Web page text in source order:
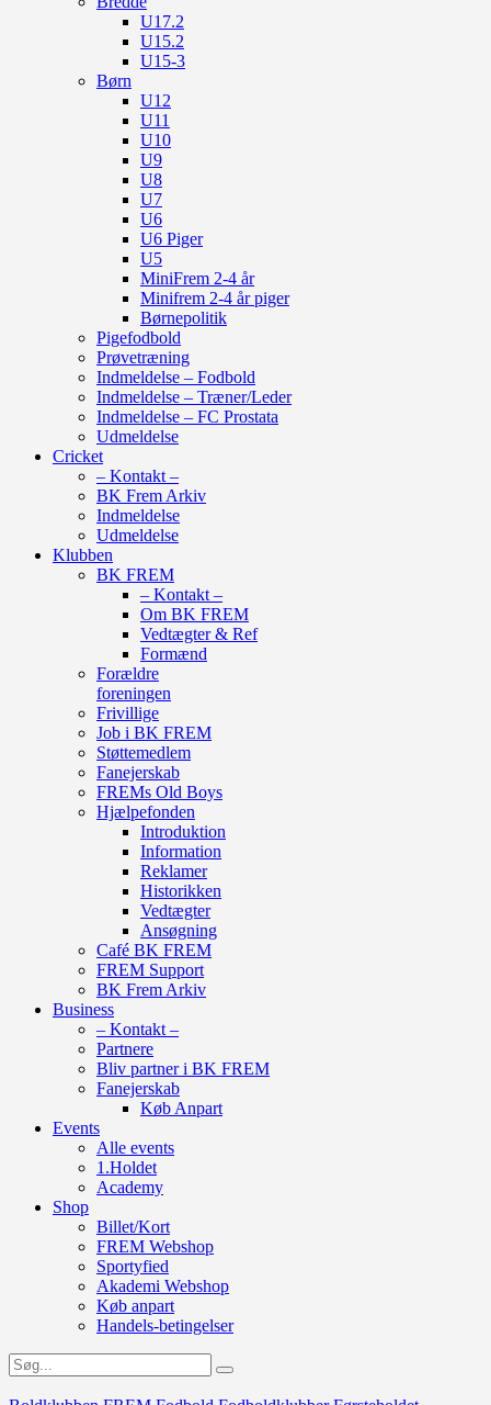
U17.2
U15.2
U15-3
Børn
U12
U11
U10
U9
U8
U7
U6
U6 Piger
U5
MiniFrem 2-4 år
Minifrem 2-4 år piger
Børnepolitik
Pigefodbold
Prøvetræning
Indmeldelse – Fodbold
Indmeldelse – Træner/Leder
Indmeldelse – FC Prostata
Udmeldelse
Cricket
– Kontakt –
BK Frem Arkiv
Indmeldelse
Udmeldelse
Klubben
BK FREM
– Kontakt –
Om BK FREM
Vedtægter & Ref
Formænd
Forældre
foreningen
Frivillige
Job i BK FREM
Støttemedlem
Fanejerskab
FREMs Old Boys
Hjælpefonden
Introduktion
Information
Reklamer
Historikken
Vedtægter
Ansøgning
Café BK FREM
FREM Support
BK Frem Arkiv
Business
– Kontakt –
Partnere
Bliv partner i BK FREM
Fanejerskab
Køb Anpart
Events
Alle events
1.Holdet
Academy
Shop
Billet/Kort
FREM Webshop
Sportyfied
Akademi Webshop
Køb anpart
Handels-betingelser